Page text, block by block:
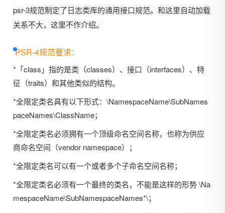
psr-3规范制定了日志类库的通用接口规范。和这里自动加载
关系不大，这里不作介绍。
PSR-4规范要求：
*「class」指的是类（classes）、接口（interfaces）、特
征（traits）和其他类似的结构。
*全限定类名具有以下形式：\NamespaceName\SubNames
paceNames\ClassName；
*全限定类名必须拥有一个顶级命名空间名称，也称为供应
商命名空间（vendor namespace）；
*全限定类名可以有一个或者多个子命名空间名称；
*全限定类名必须有一个最终的类名，不能是这样的形势 \Na
mespaceName\SubNamespaceNames*\；